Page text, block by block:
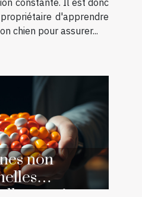
d'apprendre
chien pour assurer...
non